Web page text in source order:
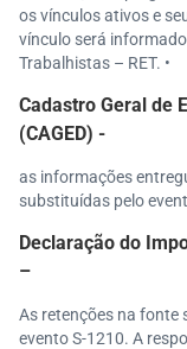
os vínculos ativos e
vínculo será
Trabalhistas – RET.
Cadastro Geral de
(CAGED) -
as informações
substituídas pelo
Declaração do
–
As retenções na fonte
evento S-1210. A